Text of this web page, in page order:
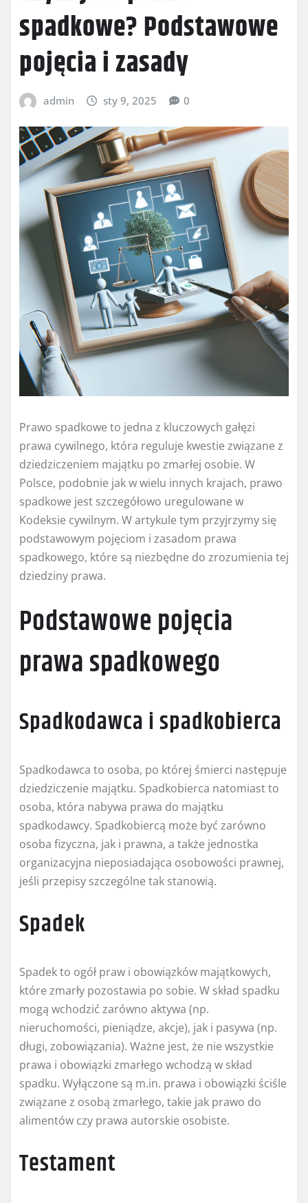
spadkowe? Podstawowe
pojęcia i zasady
admin sty 9, 2025 0
Prawo spadkowe to jedna z kluczowych gałęzi
prawa cywilnego, która reguluje kwestie związane z
dziedziczeniem majątku po zmarłej osobie. W
Polsce, podobnie jak w wielu innych krajach, prawo
spadkowe jest szczegółowo uregulowane w
Kodeksie cywilnym. W artykule tym przyjrzymy się
podstawowym pojęciom i zasadom prawa
spadkowego, które są niezbędne do zrozumienia tej
dziedziny prawa.
Podstawowe pojęcia
prawa spadkowego
Spadkodawca i spadkobierca
Spadkodawca to osoba, po której śmierci następuje
dziedziczenie majątku. Spadkobierca natomiast to
osoba, która nabywa prawa do majątku
spadkodawcy. Spadkobiercą może być zarówno
osoba fizyczna, jak i prawna, a także jednostka
organizacyjna nieposiadająca osobowości prawnej,
jeśli przepisy szczególne tak stanowią.
Spadek
Spadek to ogół praw i obowiązków majątkowych,
które zmarły pozostawia po sobie. W skład spadku
mogą wchodzić zarówno aktywa (np.
nieruchomości, pieniądze, akcje), jak i pasywa (np.
długi, zobowiązania). Ważne jest, że nie wszystkie
prawa i obowiązki zmarłego wchodzą w skład
spadku. Wyłączone są m.in. prawa i obowiązki ściśle
związane z osobą zmarłego, takie jak prawo do
alimentów czy prawa autorskie osobiste.
Testament